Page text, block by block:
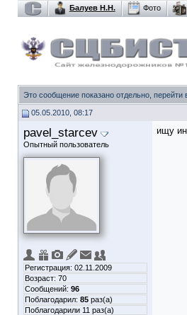
Балуев Н.Н. Фото
Это сообщение показано отдельно,
05.05.2010, 08:17
pavel_starcev
Опытный пользователь
Регистрация: 02.11.2009
Возраст: 70
Сообщений: 96
Поблагодарил: 85 раз(а)
Поблагодарили 11 раз(а)
ищу